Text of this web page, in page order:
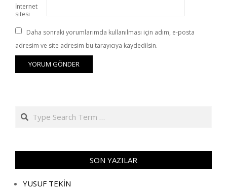
İnternet
sitesi
Daha sonraki yorumlarımda kullanılması için adım, e-posta
adresim ve site adresim bu tarayıcıya kaydedilsin.
Search
SON YAZILAR
YUSUF TEKİN